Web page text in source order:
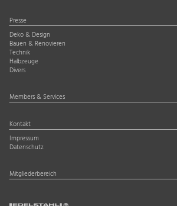
Presse
Deko & Design
Bauen & Renovieren
Technik
Halbzeuge
Divers
Members & Services
Kontakt
Impressum
Datenschutz
Mitgliederbereich